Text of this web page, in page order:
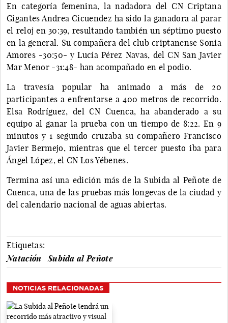
En categoría femenina, la nadadora del CN Criptana
Gigantes Andrea Cicuendez ha sido la ganadora al parar
el reloj en 30:39, resultando también un séptimo puesto
en la general. Su compañera del club criptanense Sonia
Amores -30:50- y Lucía Pérez Navas, del CN San Javier
Mar Menor -31:48- han acompañado en el podio.
La travesía popular ha animado a más de 20
participantes a enfrentarse a 400 metros de recorrido.
Elsa Rodríguez, del CN Cuenca, ha abanderado a su
equipo al ganar la prueba con un tiempo de 8:22. En 9
minutos y 1 segundo cruzaba su compañero Francisco
Javier Bermejo, mientras que el tercer puesto iba para
Ángel López, el CN Los Yébenes.
Termina así una edición más de la Subida al Peñote de
Cuenca, una de las pruebas más longevas de la ciudad y
del calendario nacional de aguas abiertas.
Etiquetas:
Natación
Subida al Peñote
NOTICIAS RELACIONADAS